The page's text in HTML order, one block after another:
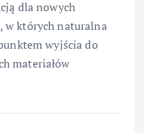
dla nowych
w których naturalna
wyjścia do
materiałów